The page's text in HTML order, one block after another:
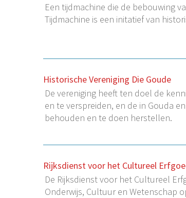
Een tijdmachine die de bebouwing
Tijdmachine is een initatief van
Historische Vereniging Die Goude
De vereniging heeft ten doel de
en te verspreiden, en de in Gouda
behouden en te doen herstellen.
Rijksdienst voor het Cultureel
De Rijksdienst voor het Cultureel
Onderwijs, Cultuur en Wetenschap